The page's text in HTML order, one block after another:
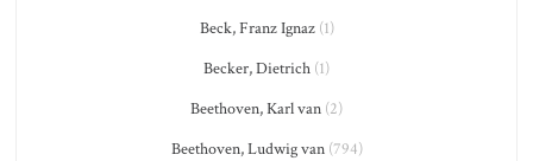
Beck, Franz Ignaz(1)
Becker, Dietrich (1)
Beethoven, Karl van (2)
Beethoven, Ludwig van(794)